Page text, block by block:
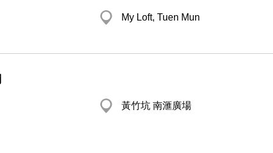
My Loft, Tuen Mun
黃竹坑 南滙廣場